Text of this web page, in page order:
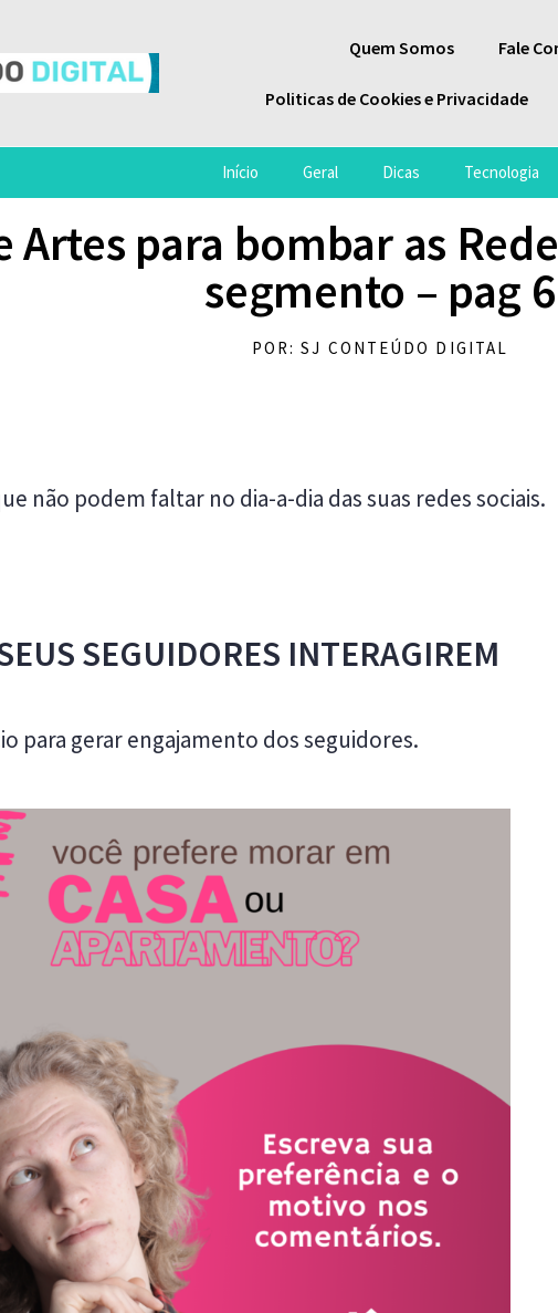
Quem Somos Fale
Politicas de Cookies e Privacidade
Início Geral Dicas Tecnologia
Artes para bombar as
segmento – pag 6
POR: SJ CONTEÚDO DIGITAL
não podem faltar no dia-a-dia das suas redes sociais.
SEGUIDORES INTERAGIREM
para gerar engajamento dos seguidores.